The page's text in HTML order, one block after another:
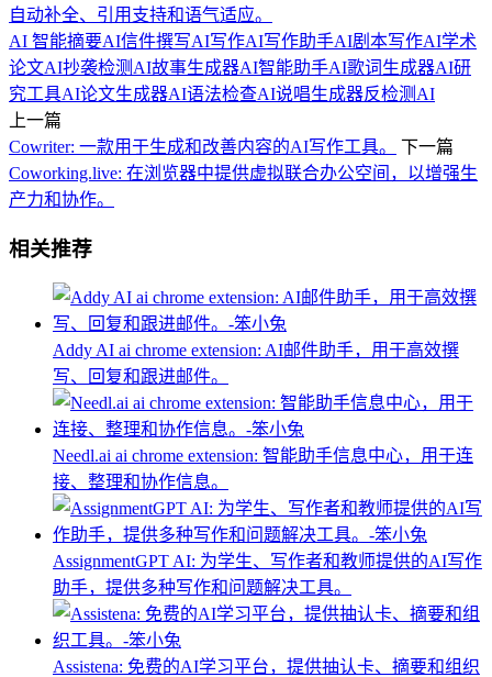
自动补全、引用支持和语气适应。
AI 智能摘要AI信件撰写AI写作AI写作助手AI剧本写作AI学术
论文AI抄袭检测 AI故事生成器AI智能助手AI歌词生成器AI研
究工具AI论文生成器AI语法检查AI说唱生成器反检测AI
上一篇
Cowriter: 一款用于生成和改善内容的AI写作工具。
下一篇
Coworking.live: 在浏览器中提供虚拟联合办公空间，以增强生
产力和协作。
相关推荐
Addy AI ai chrome extension: AI邮件助手，用于高效撰
写、回复和跟进邮件。
Needl.ai ai chrome extension: 智能助手信息中心，用于连
接、整理和协作信息。
AssignmentGPT AI: 为学生、写作者和教师提供的AI写作
助手，提供多种写作和问题解决工具。
Assistena: 免费的AI学习平台，提供抽认卡、摘要和组织